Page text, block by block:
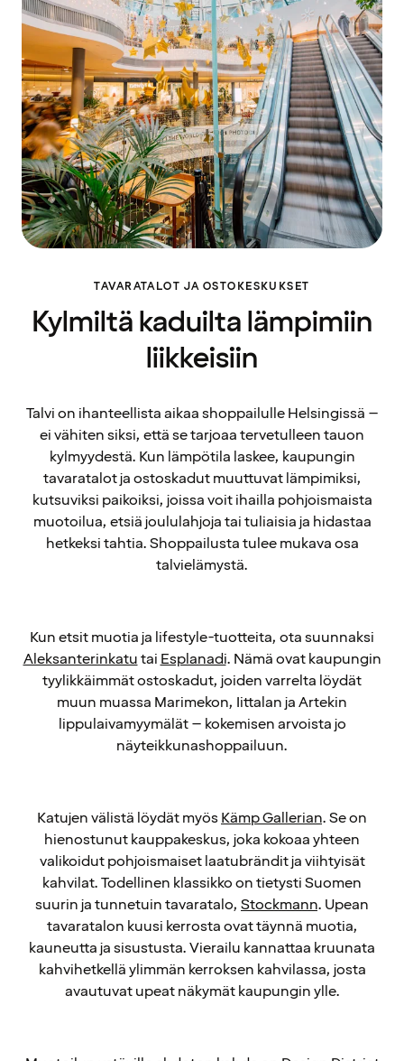
TAVARATALOT JA OSTOKESKUKSET
Kylmiltä kaduilta lämpimiin
liikkeisiin
Talvi on ihanteellista aikaa shoppailulle Helsingissä –
ei vähiten siksi, että se tarjoaa tervetulleen tauon
kylmyydestä. Kun lämpötila laskee, kaupungin
tavaratalot ja ostoskadut muuttuvat lämpimiksi,
kutsuviksi paikoiksi, joissa voit ihailla pohjoismaista
muotoilua, etsiä joululahjoja tai tuliaisia ja hidastaa
hetkeksi tahtia. Shoppailusta tulee mukava osa
talvielämystä.
Kun etsit muotia ja lifestyle-tuotteita, ota suunnaksi
Aleksanterinkatutai Esplanadi. Nämä ovat kaupungin
tyylikkäimmät ostoskadut, joiden varrelta löydät
muun muassa Marimekon, Iittalan ja Artekin
lippulaivamyymälät – kokemisen arvoista jo
näyteikkunashoppailuun.
Katujen välistä löydät myösKämp Gallerian. Se on
hienostunut kauppakeskus, joka kokoaa yhteen
valikoidut pohjoismaiset laatubrändit ja viihtyisät
kahvilat. Todellinen klassikko on tietysti Suomen
suurin ja tunnetuin tavaratalo, Stockmann. Upean
tavaratalon kuusi kerrosta ovat täynnä muotia,
kauneutta ja sisustusta. Vierailu kannattaa kruunata
kahvihetkellä ylimmän kerroksen kahvilassa, josta
avautuvat upeat näkymät kaupungin ylle.